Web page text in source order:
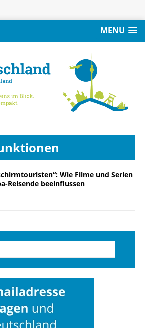
MENU
Wie Filme und Serien
Reisende beeinflussen